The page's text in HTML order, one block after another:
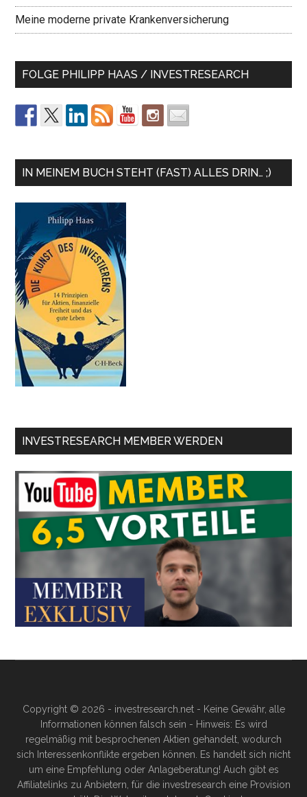
Meine moderne private Krankenversicherung
FOLGE PHILIPP HAAS / INVESTRESEARCH
IN MEINEM BUCH STEHT (FAST) ALLES DRIN… ;)
INVESTRESEARCH MEMBER WERDEN
Copyright © 2026 - investresearch.net - Keine Gewähr, alle
Informationen können falsch sein - Hinweis: Es wird
regelmäßig mit besprochenen Aktien gehandelt, wodurch
sich Interessenkonflikte ergeben können. Es handelt sich nicht
um eine Empfehlung oder Anlageberatung! Auch gibt es
Affiliatelinks zu Anbietern, für die investresearch eine Provision